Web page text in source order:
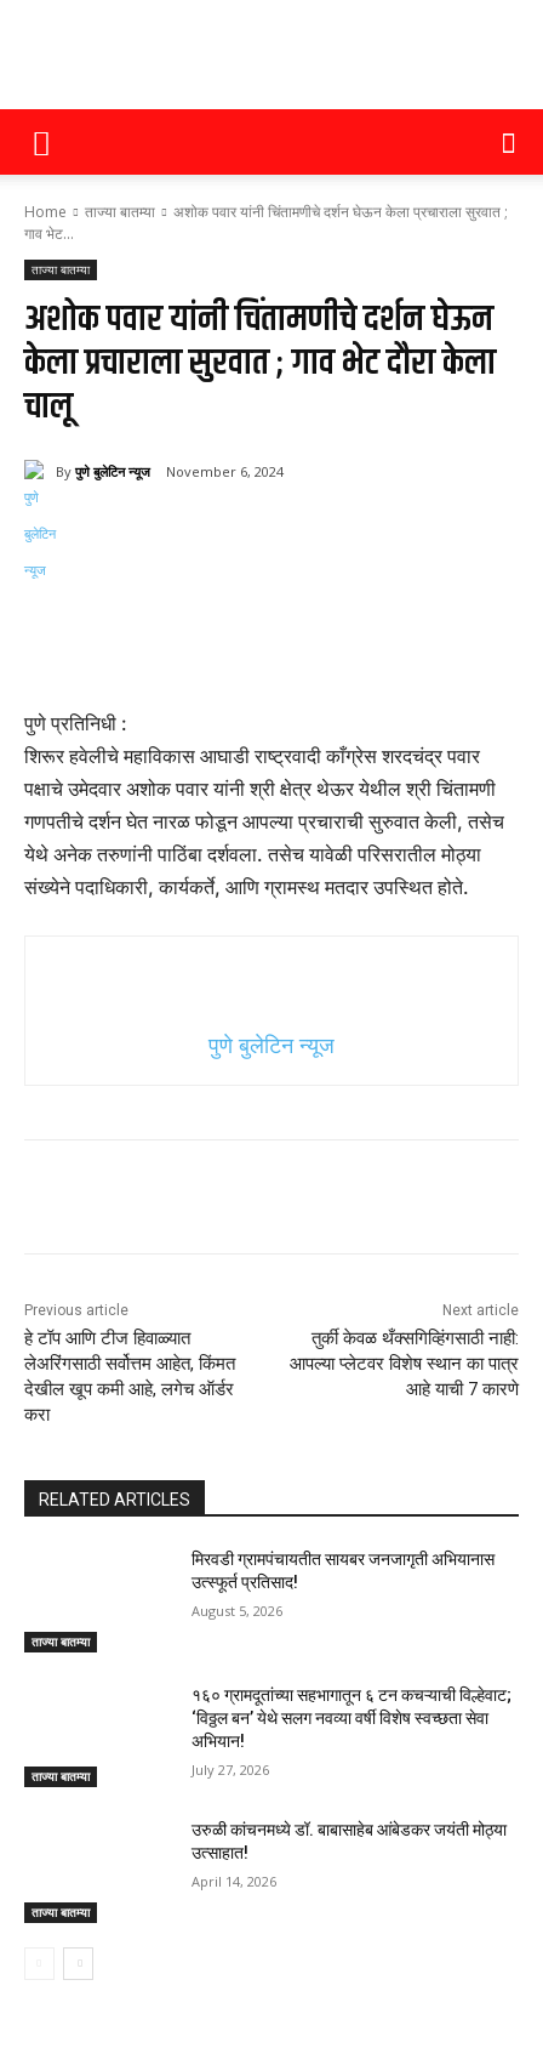
पुणे
बुलेटिन
न्यूज
Home ताज्या बातम्या
अशोक पवार यांनी चिंतामणीचे दर्शन घेऊन केला प्रचाराला सुरवात ;
गाव भेट...
ताज्या बातम्या
अशोक पवार यांनी चिंतामणीचे दर्शन घेऊन
केला प्रचाराला सुरवात ; गाव भेट दौरा केला
चालू
By पुणे बुलेटिन न्यूज November 6, 2024
पुणे प्रतिनिधी :
शिरूर हवेलीचे महाविकास आघाडी राष्ट्रवादी काँग्रेस शरदचंद्र पवार
पक्षाचे उमेदवार अशोक पवार यांनी श्री क्षेत्र थेऊर येथील श्री चिंतामणी
गणपतीचे दर्शन घेत नारळ फोडून आपल्या प्रचाराची सुरुवात केली, तसेच
येथे अनेक तरुणांनी पाठिंबा दर्शवला. तसेच यावेळी परिसरातील मोठ्या
संख्येने पदाधिकारी, कार्यकर्ते, आणि ग्रामस्थ मतदार उपस्थित होते.
पुणे बुलेटिन न्यूज
Previous article
हे टॉप आणि टीज हिवाळ्यात
लेअरिंगसाठी सर्वोत्तम आहेत, किंमत
देखील खूप कमी आहे, लगेच ऑर्डर
करा
Next article
तुर्की केवळ थँक्सगिव्हिंगसाठी नाही:
आपल्या प्लेटवर विशेष स्थान का पात्र
आहे याची 7 कारणे
RELATED ARTICLES
ताज्या बातम्या
मिरवडी ग्रामपंचायतीत सायबर जनजागृती अभियानास
उत्स्फूर्त प्रतिसाद!
August 5, 2026
ताज्या बातम्या
१६० ग्रामदूतांच्या सहभागातून ६ टन कचऱ्याची विल्हेवाट;
‘विठ्ठल बन’ येथे सलग नवव्या वर्षी विशेष स्वच्छता सेवा
अभियान!
July 27, 2026
ताज्या बातम्या
उरुळी कांचनमध्ये डॉ. बाबासाहेब आंबेडकर जयंती मोठ्या
उत्साहात!
April 14, 2026